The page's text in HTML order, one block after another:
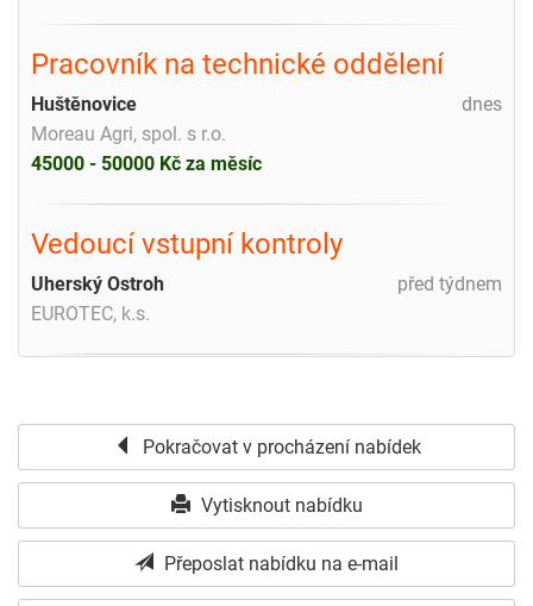
Pracovník na technické oddělení
dnes
Huštěnovice
Moreau Agri, spol. s r.o.
45000 - 50000 Kč za měsíc
Vedoucí vstupní kontroly
před týdnem
Uherský Ostroh
EUROTEC, k.s.
Pokračovat v procházení nabídek
Vytisknout nabídku
Přeposlat nabídku na e-mail